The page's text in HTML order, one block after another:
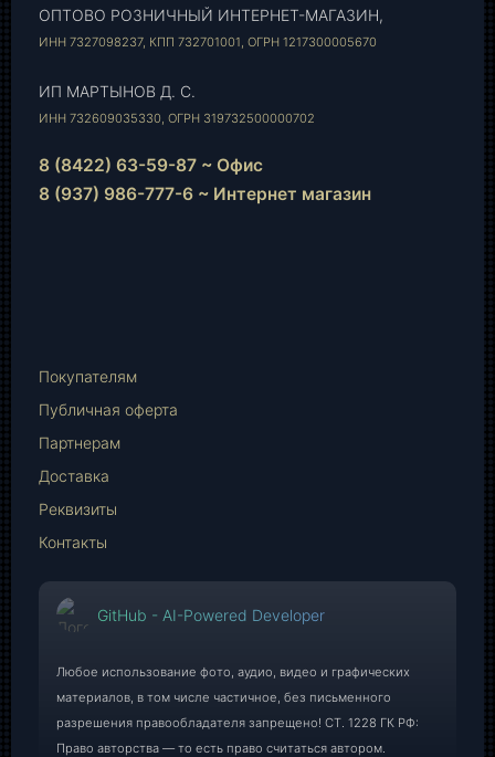
ОПТОВО РОЗНИЧНЫЙ ИНТЕРНЕТ-МАГАЗИН,
ИНН 7327098237, КПП 732701001, ОГРН 1217300005670
ИП МАРТЫНОВ Д. С.
ИНН 732609035330, ОГРН 319732500000702
8 (8422) 63-59-87 ~ Офис
8 (937) 986-777-6 ~ Интернет магазин
Mail
Покупателям
Публичная оферта
Партнерам
Доставка
Реквизиты
Контакты
GitHub - AI-Powered Developer
Любое использование фото, аудио, видео и графических
материалов, в том числе частичное, без письменного
разрешения правообладателя запрещено! СТ. 1228 ГК РФ:
Право авторства — то есть право считаться автором.